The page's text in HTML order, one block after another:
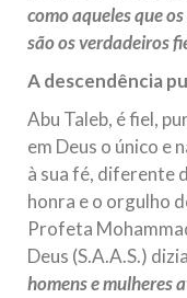
Relações Exteriores
Kharrazi, que
como aqueles que
são os verdadeiros
A descendência
Abu Taleb, é fiel,
em Deus o único e
à sua fé, diferente
honra e o orgulho
Profeta
Deus (S.A.A.S.)
homens e mulheres